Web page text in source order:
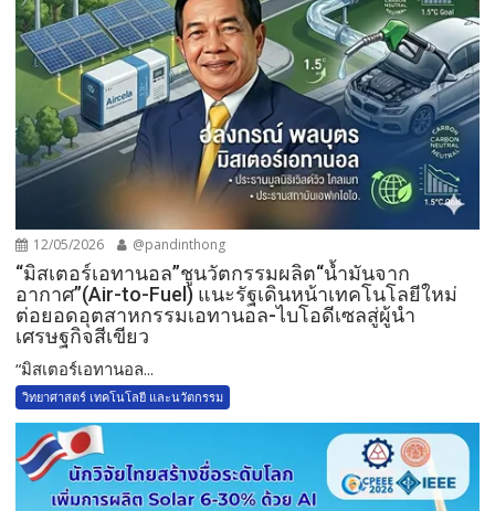
12/05/2026 @pandinthong
“มิสเตอร์เอทานอล”ชูนวัตกรรมผลิต“น้ำมันจาก
อากาศ”(Air-to-Fuel) แนะรัฐเดินหน้าเทคโนโลยีใหม่
ต่อยอดอุตสาหกรรมเอทานอล-ไบโอดีเซลสู่ผู้นำ
เศรษฐกิจสีเขียว
“มิสเตอร์เอทานอล...
วิทยาศาสตร์ เทคโนโลยี และนวัตกรรม